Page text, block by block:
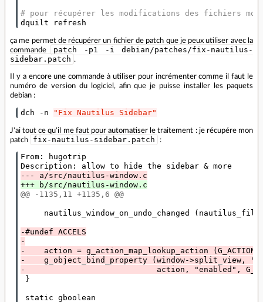
# pour récupérer les modifications des fichiers
dquilt refresh
ça me permet de récupérer un fichier de patch que je peux utiliser avec la
commande
patch -p1 -i debian/patches/fix-nautilus-
sidebar.patch .
Il y a encore une commande à utiliser pour incrémenter comme il faut le
numéro de version du logiciel, afin que je puisse installer les paquets
debian :
dch -n "Fix Nautilus Sidebar"
J'ai tout ce qu'il me faut pour automatiser le traitement : je récupére mon
patch
fix-nautilus-sidebar.patch :
From: hugotrip
--- a/src/nautilus-window.c
+++ b/src/nautilus-window.c
@@ -1135,11 +1135,6 @@
nautilus_window_on_undo_changed
-#undef ACCELS
-
-    action = g_action_map_lookup_action
-    g_object_bind_property (window->split_view,
-                            action, "enabled",
}